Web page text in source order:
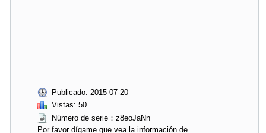
Publicado: 2015-07-20
Vistas: 50
Número de serie：z8eoJaNn
Por favor dígame que vea la información de